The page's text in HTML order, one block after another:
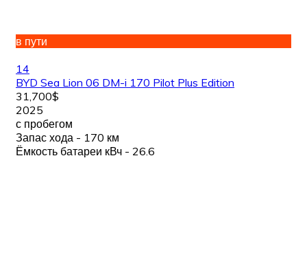
в пути
14
BYD Sea Lion 06 DM-i 170 Pilot Plus Edition
31,700$
2025
с пробегом
Запас хода - 170 км
Ёмкость батареи кВч - 26.6